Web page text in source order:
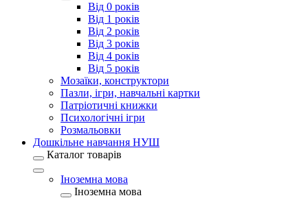
Від 0 років
Від 1 років
Від 2 років
Від 3 років
Від 4 років
Від 5 років
Мозаїки, конструктори
Пазли, ігри, навчальні картки
Патріотичні книжки
Психологічні ігри
Розмальовки
Дошкільне навчання НУШ
Каталог товарів
Іноземна мова
Іноземна мова